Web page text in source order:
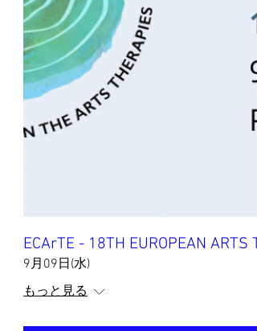
ECArTE - 18TH EUROPEAN ARTS
9月09日(水)
もっと見る